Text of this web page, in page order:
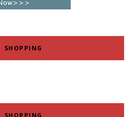
SHOPPING
SHOPPING